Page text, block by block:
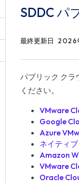
SDDC パ
最終更新日 2026
パブリック クラ
ください。
VMware
Google
Azure
ネイティ
Amazon
VMware
Oracle